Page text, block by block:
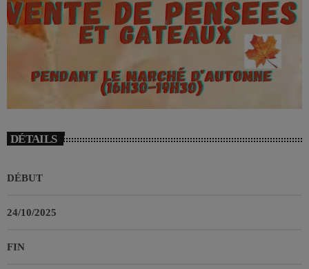
DÉTAILS
DÉBUT
24/10/2025
FIN